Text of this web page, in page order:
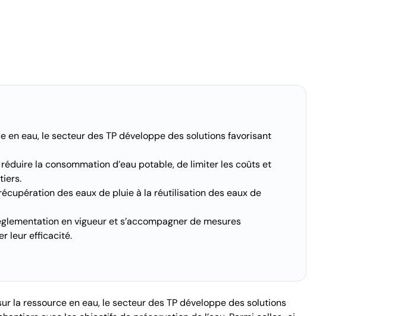
en eau, le secteur des TP développe des solutions favorisant
la consommation d’eau potable, de limiter les coûts et
des eaux de pluie à la réutilisation des eaux de
en vigueur et s’accompagner de mesures
leur efficacité.
la ressource en eau, le secteur des TP développe des solutions